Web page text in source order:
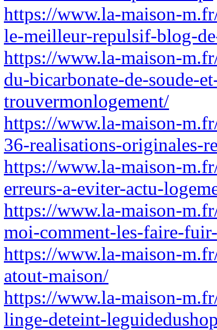
https://www.la-maison-
le-meilleur-repulsif-blog-
https://www.la-maison-
du-bicarbonate-de-soude-
trouvermonlogement/
https://www.la-maison-
36-realisations-originales-
https://www.la-maison-
erreurs-a-eviter-actu-
https://www.la-maison-
moi-comment-les-faire-
https://www.la-maison-
atout-maison/
https://www.la-maison-
linge-deteint-